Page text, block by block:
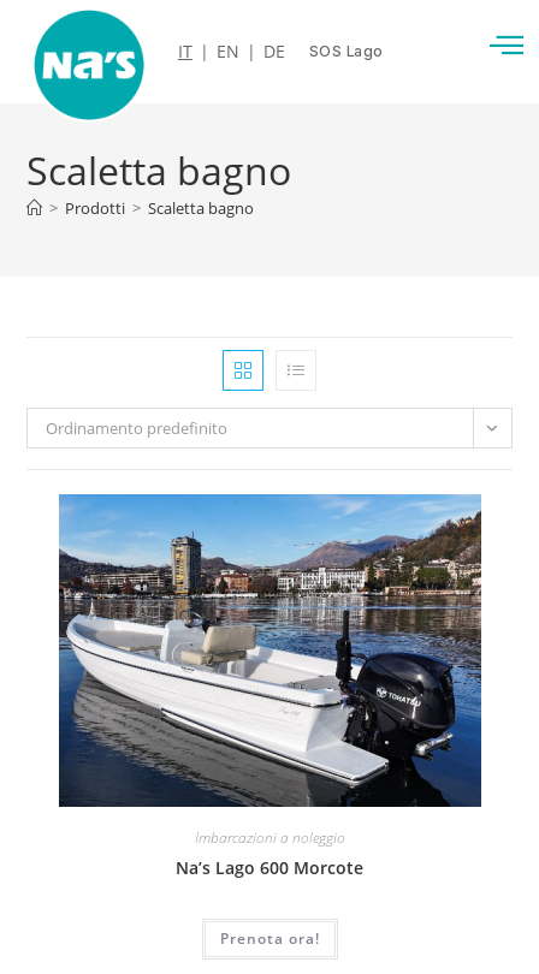
IT | EN | DE SOS Lago
Scaletta bagno
> Prodotti > Scaletta bagno
Ordinamento predefinito
Imbarcazioni a noleggio
Na’s Lago 600 Morcote
Prenota ora!